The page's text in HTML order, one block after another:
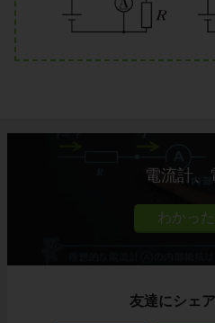
電流計、
友達にシェ